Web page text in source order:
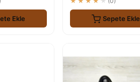
Ekle Sepete Ekle